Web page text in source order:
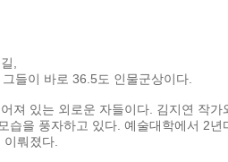
,
들이 바로 36.5도 인물군상이다.
져 있는 외로운 자들이다. 김지연 작
습을 풍자하고 있다. 예술대학에서 2
뤄졌다.